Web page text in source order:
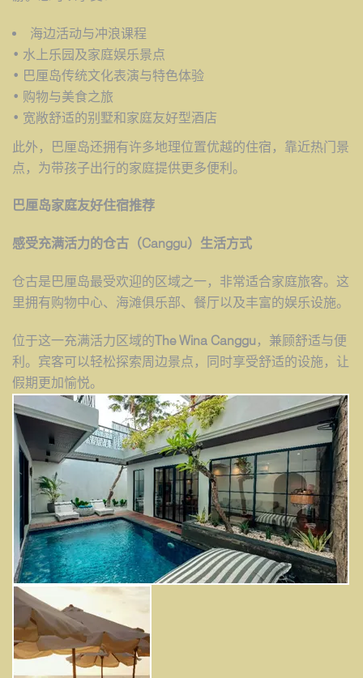
海边活动与冲浪课程
• 水上乐园及家庭娱乐景点
• 巴厘岛传统文化表演与特色体验
• 购物与美食之旅
• 宽敞舒适的别墅和家庭友好型酒店
此外，巴厘岛还拥有许多地理位置优越的住宿，靠近热门景
点，为带孩子出行的家庭提供更多便利。
巴厘岛家庭友好住宿推荐
感受充满活力的仓古（Canggu）生活方式
仓古是巴厘岛最受欢迎的区域之一，非常适合家庭旅客。这
里拥有购物中心、海滩俱乐部、餐厅以及丰富的娱乐设施。
位于这一充满活力区域的The Wina Canggu ，兼顾舒适与便
利。宾客可以轻松探索周边景点，同时享受舒适的设施，让
假期更加愉悦。